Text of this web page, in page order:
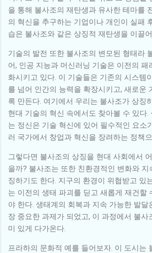
을 통해 불사조의 재탄생과 유사한 테마를
의 혁신을 추구하는 기업이나 개인이 실패
습은 불사조와 같은 상징적 재탄생을 이끌
기술의 발전 또한 불사조의 변모된 형태라
어, 인공 지능과 머신러닝 기술은 이전의 패
화시키고 있다. 이 기술들은 기존의 시스템
를 넘어 인간의 능력을 확장시키고, 새로운
록 만든다. 여기에서 우리는 불사조가 상징
현대 기술의 혁신 속에서도 찾아볼 수 있다.
는 정신은 기술 혁신에 있어 필수적인 요소
러 국가에서 창업과 혁신을 장려하는 정책
그렇다면 불사조의 상징을 현대 사회에서
을까? 불사조는 또한 친환경적인 변화와
징하기도 한다. 지구의 환경이 위협받고 있
는 이전의 생태 파괴를 딛고 새롭게 재건할
야 한다. 생태계의 회복과 지속 가능한 발달
장 중요한 과제가 되었고, 이 과정에서 불사
미 있게 다가온다.
프라하의 문화적 예를 들어보자. 이 도시는